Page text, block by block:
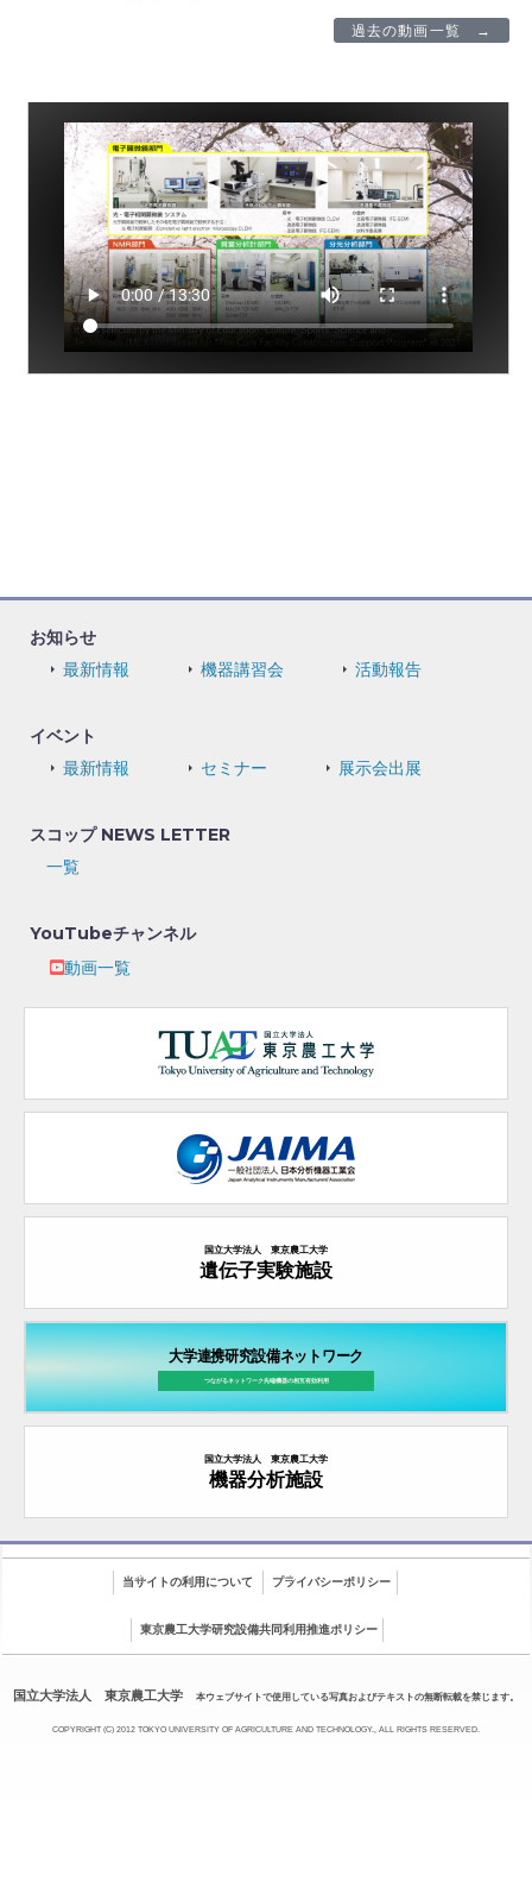
過去の動画一覧 →
お知らせ
最新情報 機器講習会 活動報告
イベント
最新情報 セミナー 展示会出展
スコップ NEWS LETTER
一覧
YouTubeチャンネル
動画一覧
国立大学法人 東京農工大学
遺伝子実験施設
大学連携研究設備ネットワーク
つながるネットワーク先端機器の相互有効利用
国立大学法人 東京農工大学
機器分析施設
当サイトの利用について プライバシーポリシー
東京農工大学研究設備共同利用推進ポリシー
国立大学法人 東京農工大学 本ウェブサイトで使用している写真およびテキストの無断転載を禁じます。
COPYRIGHT (C) 2012 TOKYO UNIVERSITY OF AGRICULTURE AND TECHNOLOGY., ALL RIGHTS RESERVED.